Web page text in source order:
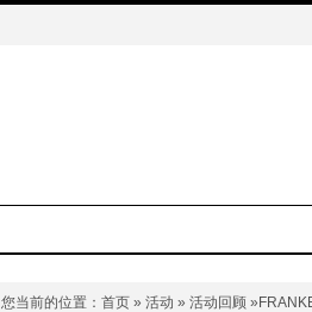
您当前的位置： 首页 » 活动 » 活动回顾